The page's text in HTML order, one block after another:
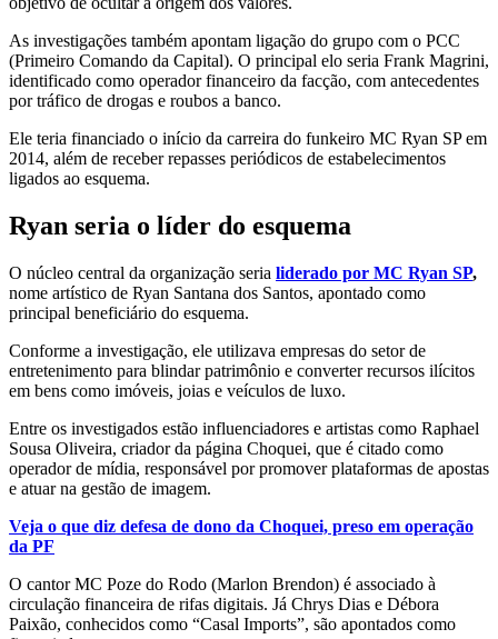
As investigações também apontam ligação do grupo com o PCC
(Primeiro Comando da Capital). O principal elo seria Frank Magrini,
identificado como operador financeiro da facção, com antecedentes
por tráfico de drogas e roubos a banco.
Ele teria financiado o início da carreira do funkeiro MC Ryan SP em
2014, além de receber repasses periódicos de estabelecimentos
ligados ao esquema.
Ryan seria o líder do esquema
O núcleo central da organização seria liderado por MC Ryan SP,
nome artístico de Ryan Santana dos Santos, apontado como
principal beneficiário do esquema.
Conforme a investigação, ele utilizava empresas do setor de
entretenimento para blindar patrimônio e converter recursos ilícitos
em bens como imóveis, joias e veículos de luxo.
Entre os investigados estão influenciadores e artistas como Raphael
Sousa Oliveira, criador da página Choquei, que é citado como
operador de mídia, responsável por promover plataformas de apostas
e atuar na gestão de imagem.
Veja o que diz defesa de dono da Choquei, preso em operação
da PF
O cantor MC Poze do Rodo (Marlon Brendon) é associado à
circulação financeira de rifas digitais. Já Chrys Dias e Débora
Paixão, conhecidos como “Casal Imports”, são apontados como